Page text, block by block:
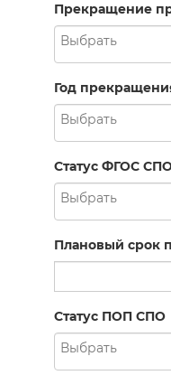
Прекращение
Год
Статус ФГОС
Плановый срок
Статус ПОП СПО